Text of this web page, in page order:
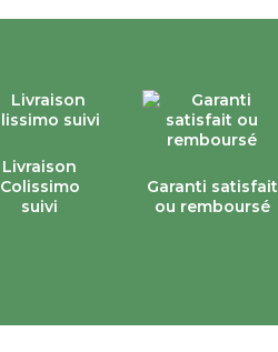
Livraison
Colissimo
suivi
Garanti satisfait
ou remboursé